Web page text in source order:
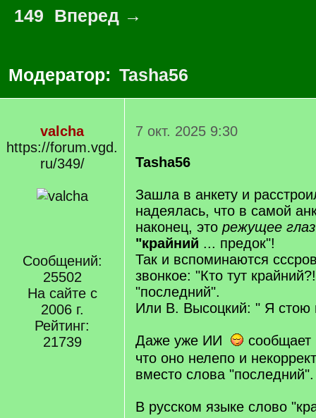
149
Вперед →
Модератор: Tasha56
valcha
https://forum.vgd.
ru/349/
Сообщений:
25502
На сайте с
2006 г.
Рейтинг:
21739
7 окт. 2025 9:30
Tasha56
Зашла в анкету и
надеялась, что в самой
наконец, это режущее
"крайний ... предок"!
Так и вспоминаются
звонкое: "Кто тут
"последний".
Или В. Высоцкий: " Я стою
Даже уже ИИ
сообщает
что оно нелепо и
вместо слова "последний".
В русском языке слово